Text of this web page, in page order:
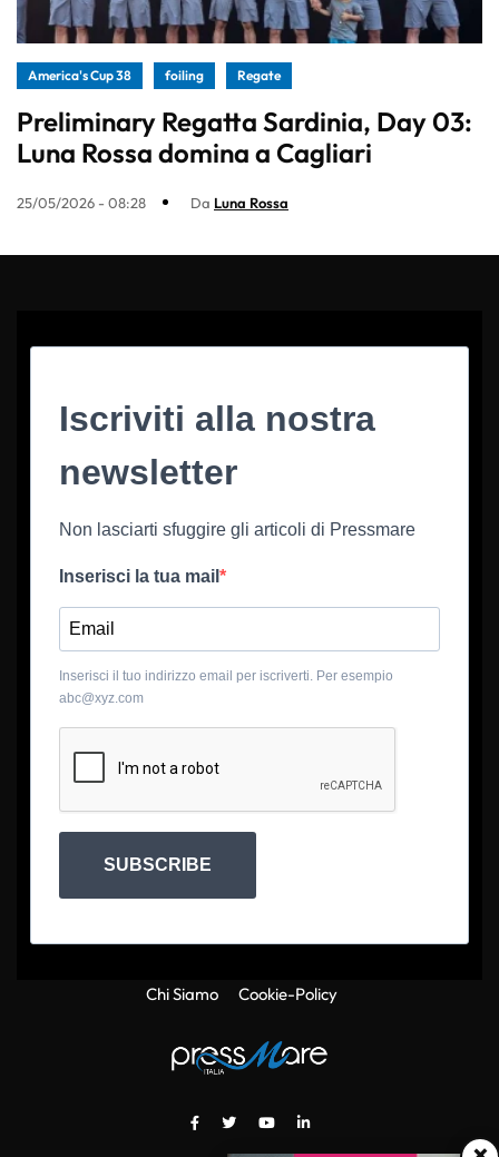
America's Cup 38 foiling Regate
Preliminary Regatta Sardinia, Day 03:
Luna Rossa domina a Cagliari
25/05/2026 - 08:28 Da Luna Rossa
Iscriviti alla nostra
newsletter
Non lasciarti sfuggire gli articoli di Pressmare
Inserisci la tua mail
Inserisci il tuo indirizzo email per iscriverti. Per esempio
abc@xyz.com
SUBSCRIBE
Chi Siamo Cookie-Policy